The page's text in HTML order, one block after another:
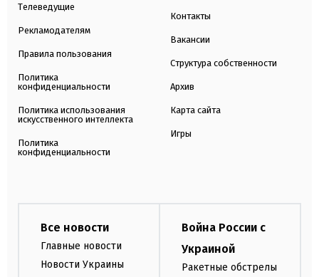
Телеведущие
Рекламодателям
Правила пользования
Политика
конфиденциальности
Политика использования
искусственного интеллекта
Политика
конфиденциальности
Контакты
Вакансии
Структура собственности
Архив
Карта сайта
Игры
Все новости
Главные новости
Новости Украины
Война России с
Украиной
Ракетные обстрелы